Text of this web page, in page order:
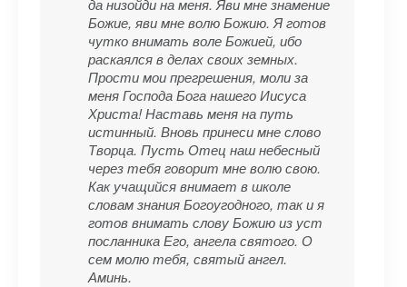
да низойди на меня. Яви мне знамение
Божие, яви мне волю Божию. Я готов
чутко внимать воле Божией, ибо
раскаялся в делах своих земных.
Прости мои прегрешения, моли за
меня Господа Бога нашего Иисуса
Христа! Наставь меня на путь
истинный. Вновь принеси мне слово
Творца. Пусть Отец наш небесный
через тебя говорит мне волю свою.
Как учащийся внимает в школе
словам знания Богоугодного, так и я
готов внимать слову Божию из уст
посланника Его, ангела святого. О
сем молю тебя, святый ангел.
Аминь.